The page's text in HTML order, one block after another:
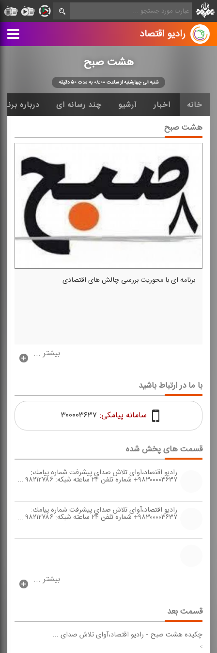
رادیو اقتصاد
هشت صبح
شنبه الی چهارشنبه از ساعت ۰۸:۰۰ به مدت ۵۰ دقیقه
خانه اخبار آرشیو چند رسانه ای درباره
هشت صبح
برنامه ای با محوریت بررسی چالش های اقتصادی
بیشتر ...
قسمت های پخش شده
رادیو اقتصاد،آوای تلاش صدای پیشرفت شماره پیامك:
۹۸۳۰۰۰۰۳۶۳۷+ شماره تلفن ۲۴ ساعته شبكه: ۹۸۲۱۲۷۸۶ ...
رادیو اقتصاد،آوای تلاش صدای پیشرفت شماره پیامك:
۹۸۳۰۰۰۰۳۶۳۷+ شماره تلفن ۲۴ ساعته شبكه: ۹۸۲۱۲۷۸۶ ...
بیشتر ...
قسمت بعد
چكیده هشت صبح - رادیو اقتصاد،آوای تلاش صدای ...
>
با ما در ارتباط باشید
سامانه پیامکی: ۳۰۰۰۰۳۶۳۷